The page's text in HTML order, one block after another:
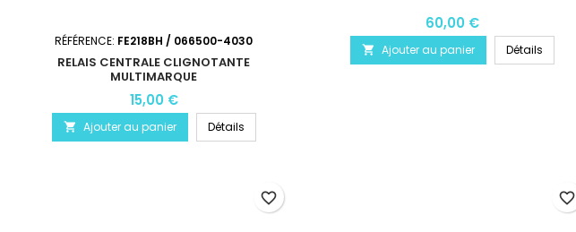
RÉFÉRENCE: FE218BH / 066500-4030
RELAIS CENTRALE CLIGNOTANTE
MULTIMARQUE
15,00 €
 Ajouter au panier Détails
60,00 €
 Ajouter au panier Détails
favorite_border favorite_border